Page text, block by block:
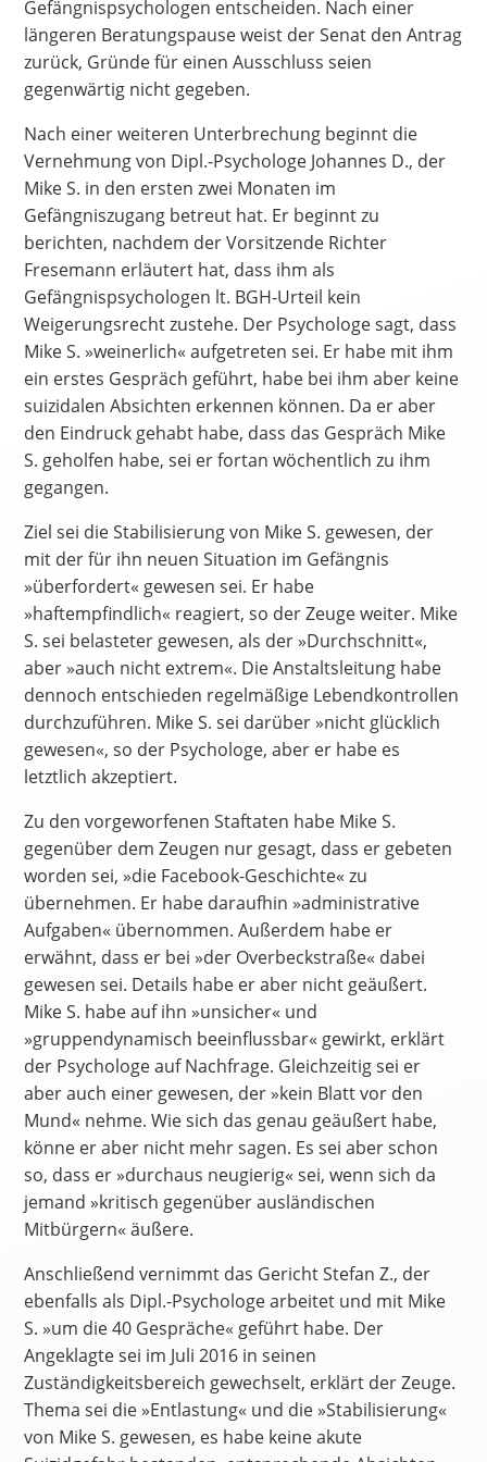
Gefängnispsychologen entscheiden. Nach einer
längeren Beratungspause weist der Senat den Antrag
zurück, Gründe für einen Ausschluss seien
gegenwärtig nicht gegeben.
Nach einer weiteren Unterbrechung beginnt die
Vernehmung von Dipl.-Psychologe Johannes D., der
Mike S. in den ersten zwei Monaten im
Gefängniszugang betreut hat. Er beginnt zu
berichten, nachdem der Vorsitzende Richter
Fresemann erläutert hat, dass ihm als
Gefängnispsychologen lt. BGH-Urteil kein
Weigerungsrecht zustehe. Der Psychologe sagt, dass
Mike S. »weinerlich« aufgetreten sei. Er habe mit ihm
ein erstes Gespräch geführt, habe bei ihm aber keine
suizidalen Absichten erkennen können. Da er aber
den Eindruck gehabt habe, dass das Gespräch Mike
S. geholfen habe, sei er fortan wöchentlich zu ihm
gegangen.
Ziel sei die Stabilisierung von Mike S. gewesen, der
mit der für ihn neuen Situation im Gefängnis
»überfordert« gewesen sei. Er habe
»haftempfindlich« reagiert, so der Zeuge weiter. Mike
S. sei belasteter gewesen, als der »Durchschnitt«,
aber »auch nicht extrem«. Die Anstaltsleitung habe
dennoch entschieden regelmäßige Lebendkontrollen
durchzuführen. Mike S. sei darüber »nicht glücklich
gewesen«, so der Psychologe, aber er habe es
letztlich akzeptiert.
Zu den vorgeworfenen Staftaten habe Mike S.
gegenüber dem Zeugen nur gesagt, dass er gebeten
worden sei, »die Facebook-Geschichte« zu
übernehmen. Er habe daraufhin »administrative
Aufgaben« übernommen. Außerdem habe er
erwähnt, dass er bei »der Overbeckstraße« dabei
gewesen sei. Details habe er aber nicht geäußert.
Mike S. habe auf ihn »unsicher« und
»gruppendynamisch beeinflussbar« gewirkt, erklärt
der Psychologe auf Nachfrage. Gleichzeitig sei er
aber auch einer gewesen, der »kein Blatt vor den
Mund« nehme. Wie sich das genau geäußert habe,
könne er aber nicht mehr sagen. Es sei aber schon
so, dass er »durchaus neugierig« sei, wenn sich da
jemand »kritisch gegenüber ausländischen
Mitbürgern« äußere.
Anschließend vernimmt das Gericht Stefan Z., der
ebenfalls als Dipl.-Psychologe arbeitet und mit Mike
S. »um die 40 Gespräche« geführt habe. Der
Angeklagte sei im Juli 2016 in seinen
Zuständigkeitsbereich gewechselt, erklärt der Zeuge.
Thema sei die »Entlastung« und die »Stabilisierung«
von Mike S. gewesen, es habe keine akute